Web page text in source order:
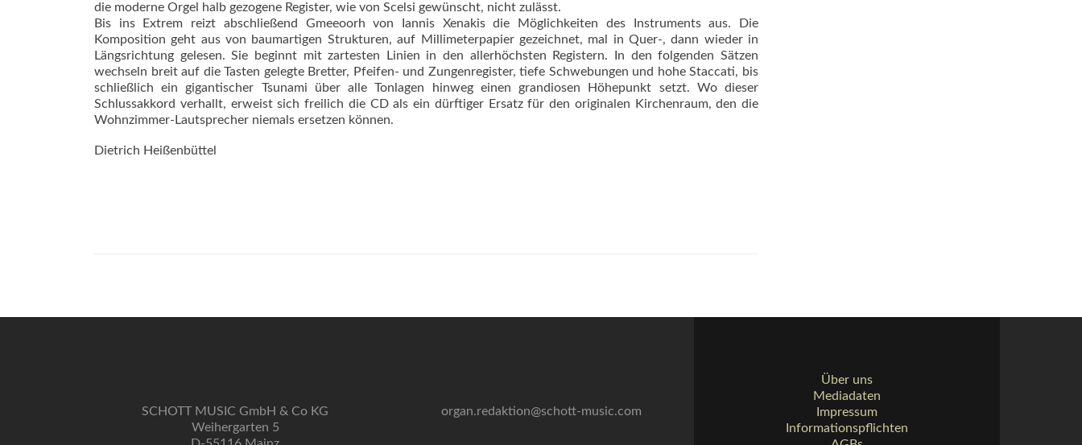
die moderne Orgel halb gezogene Register, wie von Scelsi gewünscht, nicht zulässt.
Bis ins Extrem reizt abschließend Gmeeoorh von Iannis Xenakis die Möglichkeiten des Instruments aus. Die
Komposition geht aus von baum­artigen Strukturen, auf Mil­limeterpapier gezeichnet, mal in Quer-, dann wieder in
Längsrichtung gelesen. Sie beginnt mit zar­testen Linien in den allerhöchsten Registern. In den folgenden Sätzen
wechseln breit auf die Tasten gelegte Bretter, Pfeifen- und Zungenregis­ter, tiefe Schwebungen und hohe Staccati, bis
schließlich ein gigantischer Tsunami über alle Tonlagen hinweg einen grandiosen Höhepunkt setzt. Wo dieser
Schlussakkord verhallt, erweist sich freilich die CD als ein dürftiger Ersatz für den originalen Kirchenraum, den die
Wohnzimmer-Lautsprecher nie­mals ersetzen können.
Dietrich Heißenbüttel
SCHOTT MUSIC GmbH & Co KG
Weihergarten 5
organ.redaktion@schott-music.com
Über uns
Mediadaten
Impressum
Informationspflichten